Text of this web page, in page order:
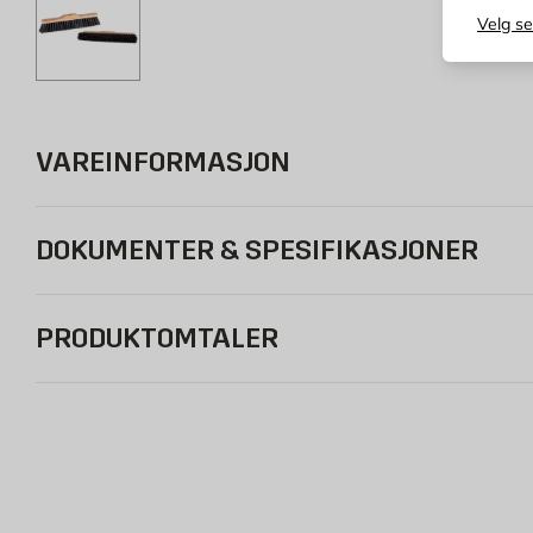
Velg
VAREINFORMASJON
DOKUMENTER & SPESIFIKASJONER
PRODUKTOMTALER